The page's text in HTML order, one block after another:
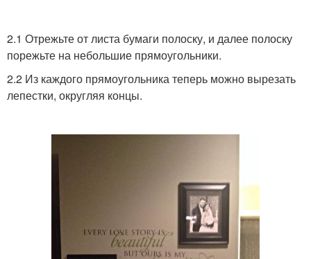
2.1 Отрежьте от листа бумаги полоску, и далее полоску
порежьте на небольшие прямоугольники.
2.2 Из каждого прямоугольника теперь можно вырезать
лепестки, округляя концы.